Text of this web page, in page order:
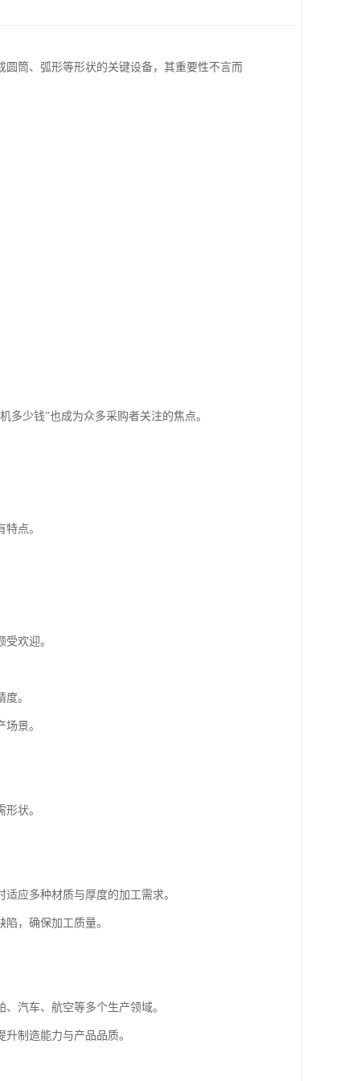
筒、弧形等形状的关键设备，其重要性不言而
多少钱”也成为众多采购者关注的焦点。
点。
欢迎。
。
景。
状。
应多种材质与厚度的加工需求。
，确保加工质量。
汽车、航空等多个生产领域。
制造能力与产品品质。